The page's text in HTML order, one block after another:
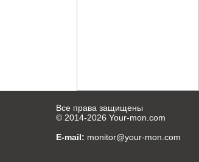
Все права защищены
© 2014-2026 Your-mon.com
E-mail: monitor@your-mon.com